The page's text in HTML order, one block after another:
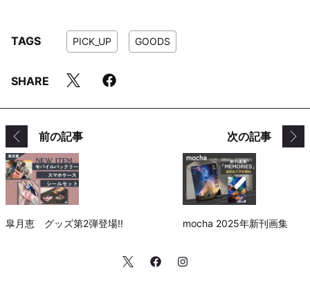
TAGS PICK_UP GOODS
SHARE
前の記事
皐月恵 グッズ第2弾登場!!
次の記事
mocha 2025年新刊画集